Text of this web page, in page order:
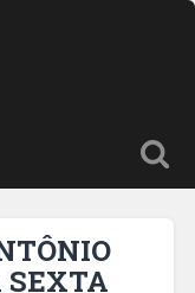
SEXTA